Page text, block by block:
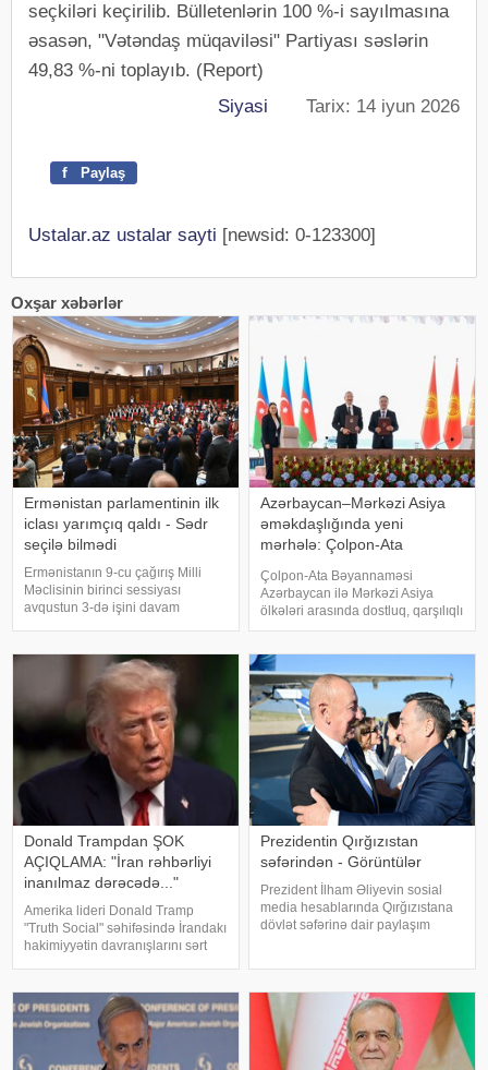
seçkiləri keçirilib. Bülletenlərin 100 %-i sayılmasına
əsasən, "Vətəndaş müqaviləsi" Partiyası səslərin
49,83 %-ni toplayıb. (Report)
Siyasi Tarix: 14 iyun 2026
f Paylaş
Ustalar.az ustalar sayti [newsid: 0-123300]
Oxşar xəbərlər
Ermənistan parlamentinin ilk
iclası yarımçıq qaldı - Sədr
seçilə bilmədi
Ermənistanın 9-cu çağırış Milli
Məclisinin birinci sessiyası
avqustun 3-də işini davam
məlumat yayıb. Məlumata görə,
sessiya avqustun 2-si səhər
Azərbaycan–Mərkəzi Asiya
əməkdaşlığında yeni
mərhələ: Çolpon-Ata
Çolpon-Ata Bəyannaməsi
Azərbaycan ilə Mərkəzi Asiya
ölkələri arasında dostluq, qarşılıqlı
etimad və strateji tərəfdaşlığın
baxımından mühüm əhəmiyyət
kəsb edən sənəddir. Bəyannamə
siyasi, iqtisadi
Donald Trampdan ŞOK
AÇIQLAMA: "İran rəhbərliyi
inanılmaz dərəcədə..."
Amerika lideri Donald Tramp
"Truth Social" səhifəsində İrandakı
hakimiyyətin davranışlarını sərt
mövqeyini açıqlayıb.
KONKRET.azxəbər verir ki, ABŞ
Prezident
Prezidentin Qırğızıstan
səfərindən - Görüntülər
Prezident İlham Əliyevin sosial
media hesablarında Qırğızıstana
dövlət səfərinə dair paylaşım